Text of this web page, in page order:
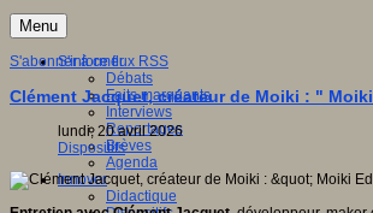
Menu
S'informer
Débats
Faits marquants
Interviews
Reportages
Brèves
Agenda
Innover
Didactique
S'abonner à ce flux RSS
Clément Jacquet, créateur de Moiki : "
lundi, 20 avril 2026
Dispositifs